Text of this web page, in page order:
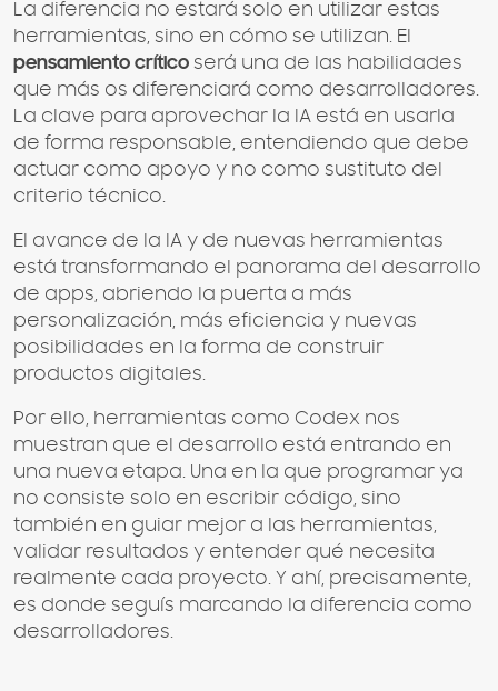
La diferencia no estará solo en utilizar estas
herramientas, sino en cómo se utilizan. El
pensamiento crítico será una de las habilidades
que más os diferenciará como desarrolladores.
La clave para aprovechar la IA está en usarla
de forma responsable, entendiendo que debe
actuar como apoyo y no como sustituto del
criterio técnico.
El avance de la IA y de nuevas herramientas
está transformando el panorama del desarrollo
de apps, abriendo la puerta a más
personalización, más eficiencia y nuevas
posibilidades en la forma de construir
productos digitales.
Por ello, herramientas como Codex nos
muestran que el desarrollo está entrando en
una nueva etapa. Una en la que programar ya
no consiste solo en escribir código, sino
también en guiar mejor a las herramientas,
validar resultados y entender qué necesita
realmente cada proyecto. Y ahí, precisamente,
es donde seguís marcando la diferencia como
desarrolladores.